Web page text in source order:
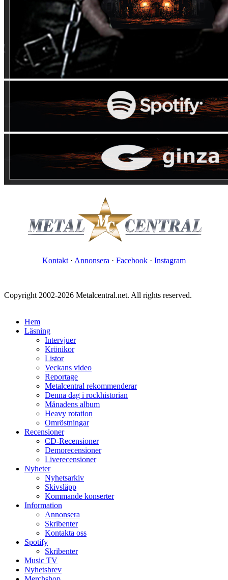
Kontakt · Annonsera · Facebook · Instagram
Copyright 2002-2026 Metalcentral.net. All rights reserved.
Hem
Läsning
Intervjuer
Krönikor
Listor
Veckans video
Reportage
Metalcentral rekommenderar
Denna dag i rockhistorian
Månadens album
Heavy rotation
Omröstningar
Recensioner
CD-Recensioner
Demorecensioner
Liverecensioner
Nyheter
Nyhetsarkiv
Skivsläpp
Kommande konserter
Information
Annonsera
Skribenter
Kontakta oss
Spotify
Skribenter
Music TV
Nyhetsbrev